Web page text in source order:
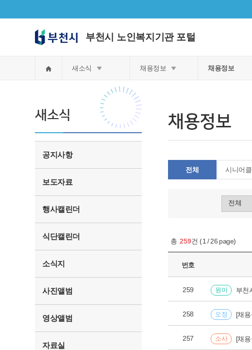
부천시 노인복지기관 포털
새소식 채용정보 채용정보
새소식
공지사항
보도자료
행사캘린더
식단캘린더
소식지
사진앨범
영상앨범
자료실
채용정보
전체 시니어
총 259건 (1 /26 page)
번호
259 원미
258 오정
257 소사 [채